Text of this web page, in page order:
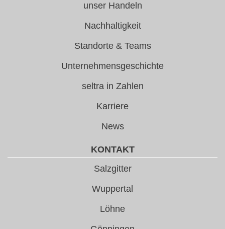
unser Handeln
Nachhaltigkeit
Standorte & Teams
Unternehmensgeschichte
seltra in Zahlen
Karriere
News
KONTAKT
Salzgitter
Wuppertal
Löhne